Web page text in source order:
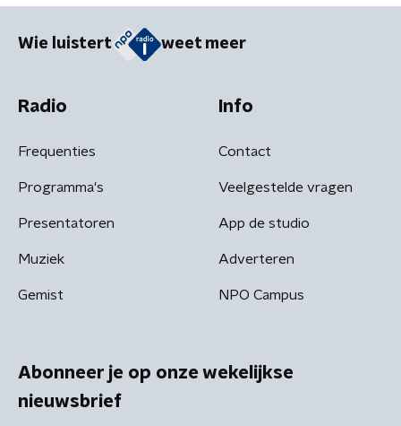
Wie luistert weet meer
Radio
Frequenties
Programma's
Presentatoren
Muziek
Gemist
Info
Contact
Veelgestelde vragen
App de studio
Adverteren
NPO Campus
Abonneer je op onze wekelijkse
nieuwsbrief